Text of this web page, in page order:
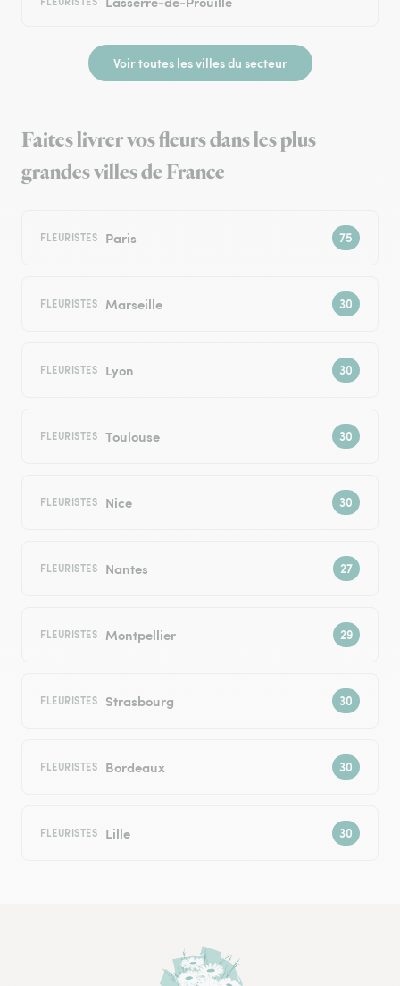
Voir toutes les villes du secteur
Faites livrer vos fleurs dans les plus
grandes villes de France
FLEURISTES Paris
FLEURISTES Marseille
FLEURISTES Lyon
FLEURISTES Toulouse
FLEURISTES Nice
FLEURISTES Nantes
FLEURISTES Montpellier
FLEURISTES Strasbourg
FLEURISTES Bordeaux
FLEURISTES Lille